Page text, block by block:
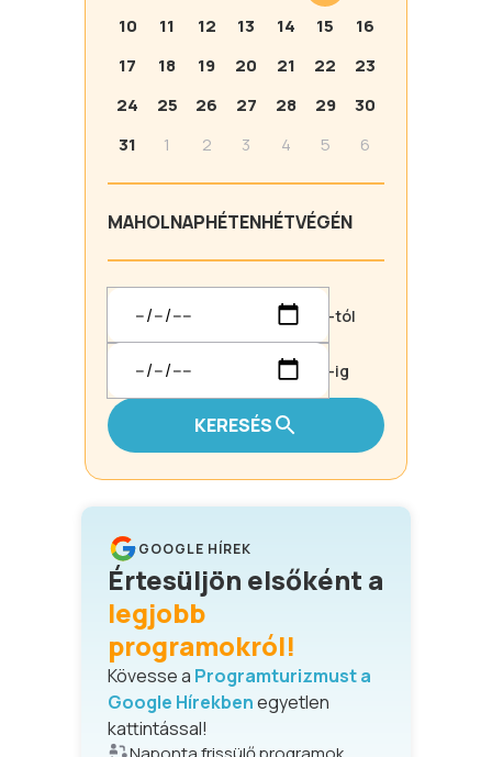
10
11 12 13 14 15
16
17
18 19 20 21 22
23
24
25 26 27 28 29
30
31
1 2 3 4 5 6
MAHOLNAPHÉTENHÉTVÉGÉN
-tól
-ig
KERESÉS
GOOGLE HÍREK
Értesüljön elsőként a
legjobb
programokról!
Kövesse a Programturizmust a
Google Hírekbenegyetlen
kattintással!